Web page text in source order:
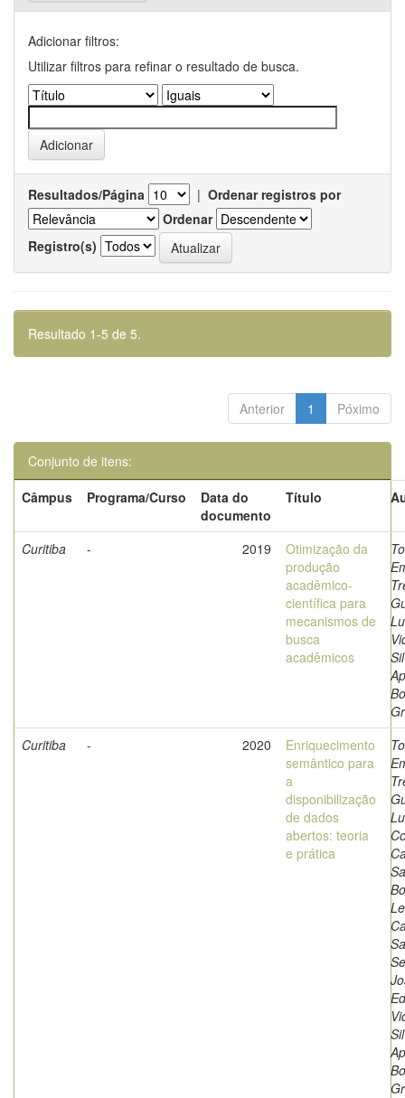
Adicionar filtros:
Utilizar filtros para refinar o resultado de busca.
Resultados/Página | Ordenar registros por
Ordenar
Registro(s)
Resultado 1-5 de 5.
Anterior 1 Póximo
Conjunto de itens:
Câmpus
Programa/Curso
Data do
documento
Título
Curitiba - 2019
Otimização da
produção
acadêmico-
científica para
mecanismos de
busca
acadêmicos
Curitiba
- 2020
Enriquecimento
semântico para
a
disponibilização
de dados
abertos: teoria
e prática